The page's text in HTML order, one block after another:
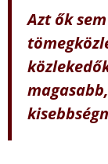
Azt ők